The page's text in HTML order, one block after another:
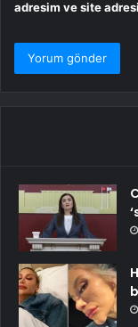
adresim ve site